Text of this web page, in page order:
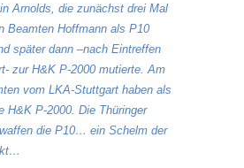
Arnolds, die zunächst drei Mal
Beamten Hoffmann als P10
später dann –nach Eintreffen
zur H&K P-2000 mutierte. Am
vom LKA-Stuttgart haben als
H&K P-2000. Die Thüringer
die P10… ein Schelm der